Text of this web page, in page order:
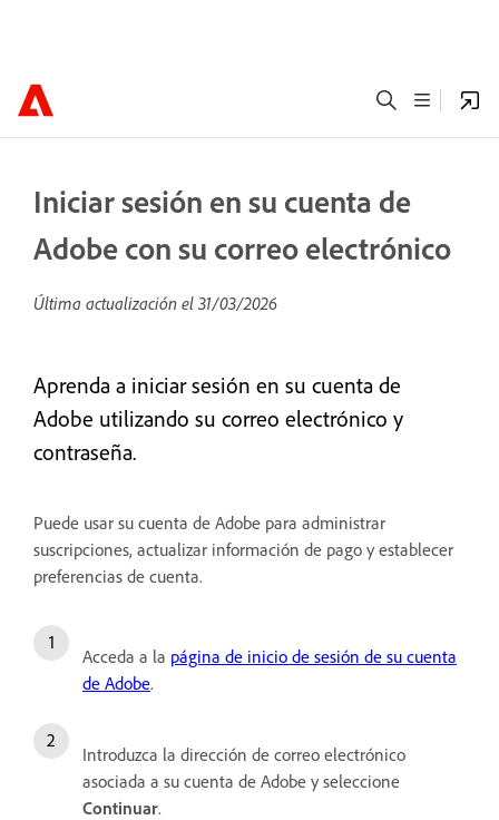
Iniciar sesión en su cuenta de
Adobe con su correo electrónico
Última actualización el 31/03/2026
Aprenda a iniciar sesión en su cuenta de
Adobe utilizando su correo electrónico y
contraseña.
Puede usar su cuenta de Adobe para administrar
suscripciones, actualizar información de pago y establecer
preferencias de cuenta.
Acceda a la página de inicio de sesión de su cuenta
de Adobe.
Introduzca la dirección de correo electrónico
asociada a su cuenta de Adobe y seleccione
Continuar.